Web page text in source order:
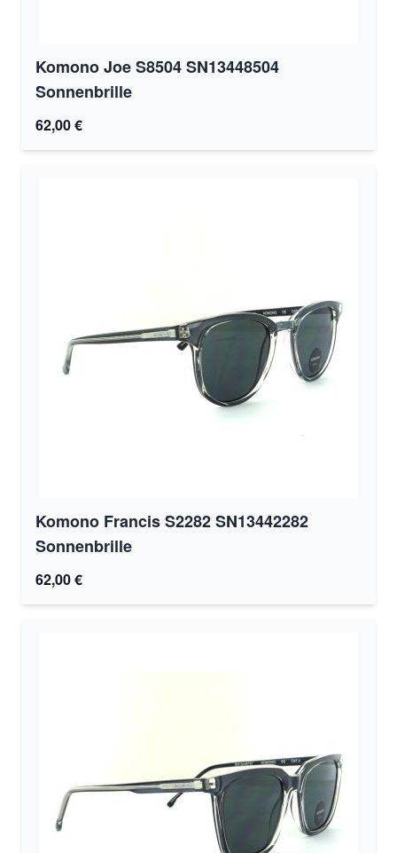
Komono Joe S8504 SN13448504
Sonnenbrille
62,00 €
Komono Francis S2282 SN13442282
Sonnenbrille
62,00 €